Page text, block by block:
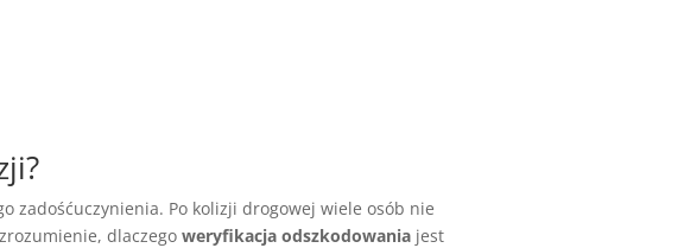
zadośćuczynienia. Po kolizji drogowej wiele osób nie
dlaczegoweryfikacja odszkodowania jest